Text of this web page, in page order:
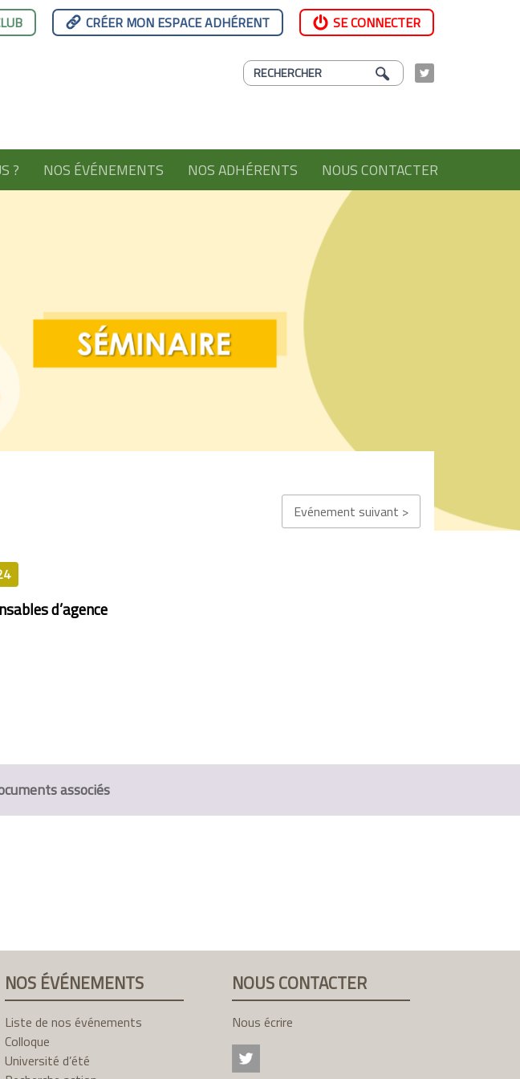
CRÉER MON ESPACE ADHÉRENT SE CONNECTER
? NOS ÉVÉNEMENTS NOS ADHÉRENTS NOUS CONTACTER
Evénement suivant >
d’agence
associés
NOS ÉVÉNEMENTS
Liste de nos événements
Colloque
Université d’été
NOUS CONTACTER
Nous écrire